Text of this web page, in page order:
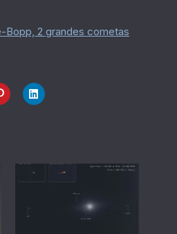
Bopp, 2 grandes cometas